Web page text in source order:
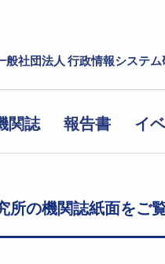
社団法人 行政情報システム
関誌 報告書 イ
の機関誌紙面をご